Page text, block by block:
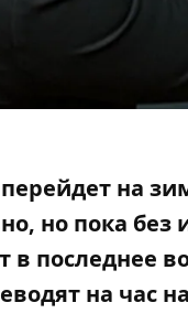
на
но пока
последнее
на час